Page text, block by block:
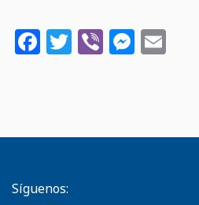
Facebook
Twitter
Viber
Síguenos: